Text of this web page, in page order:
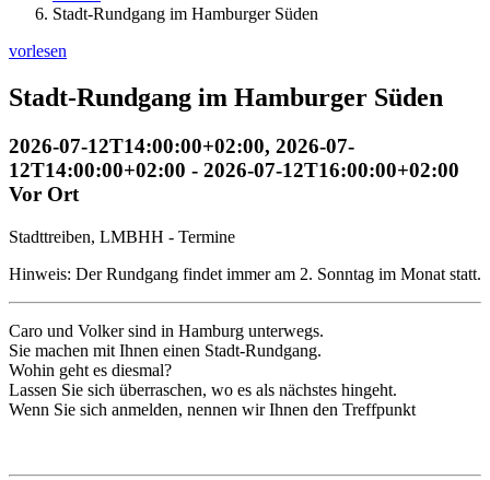
Stadt-Rundgang im Hamburger Süden
vorlesen
Stadt-Rundgang im Hamburger Süden
2026-07-12T14:00:00+02:00, 2026-07-
12T14:00:00+02:00 - 2026-07-12T16:00:00+02:00
Vor Ort
Stadttreiben, LMBHH - Termine
Hinweis: Der Rundgang findet immer am 2. Sonntag im Monat statt.
Caro und Volker sind in Hamburg unterwegs.
Sie machen mit Ihnen einen Stadt-Rundgang.
Wohin geht es diesmal?
Lassen Sie sich überraschen, wo es als nächstes hingeht.
Wenn Sie sich anmelden, nennen wir Ihnen den Treffpunkt